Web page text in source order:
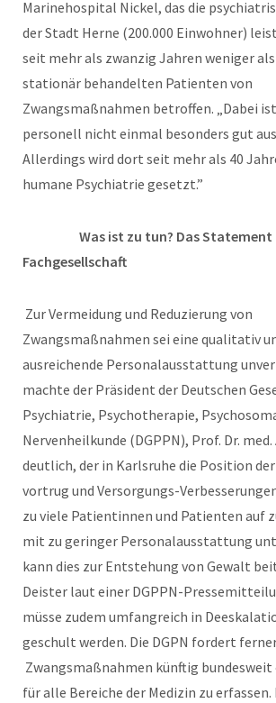
Marinehospital Nickel, das die
der Stadt Herne (200.000 Einwohner)
seit mehr als zwanzig Jahren weniger
stationär behandelten Patienten von
Zwangsmaßnahmen betroffen. „Dabei
personell nicht einmal besonders gut
Allerdings wird dort seit mehr als 40
humane Psychiatrie gesetzt.”
Was ist zu tun? Das Statement
Fachgesellschaft
Zur Vermeidung und Reduzierung von
Zwangsmaßnahmen sei eine qualitativ
ausreichende Personalausstattung
machte der Präsident der Deutschen
Psychiatrie, Psychotherapie,
Nervenheilkunde (DGPPN), Prof. Dr.
deutlich, der in Karlsruhe die Position
vortrug und Versorgungs-
zu viele Patientinnen und Patienten auf
mit zu geringer Personalausstattung
kann dies zur Entstehung von Gewalt
Deister laut einer DGPPN-
müsse zudem umfangreich in
geschult werden. Die DGPN fordert
Zwangsmaßnahmen künftig
für alle Bereiche der Medizin zu erfassen.